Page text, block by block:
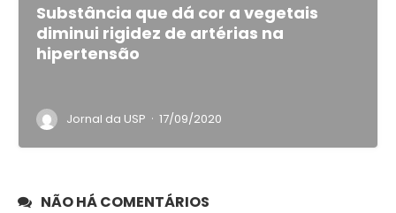
Substância que dá cor a vegetais
diminui rigidez de artérias na
hipertensão
Jornal da USP · 17/09/2020
NÃO HÁ COMENTÁRIOS